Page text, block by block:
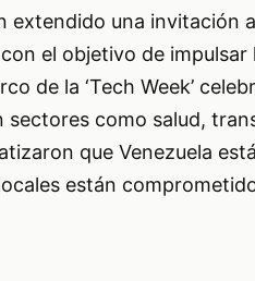
extendido una invitación
el objetivo de impulsar
de la ‘Tech Week’
como salud,
que Venezuela
están